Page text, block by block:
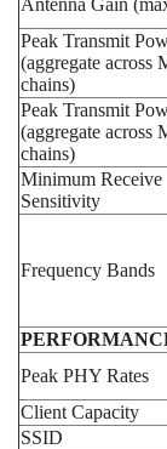
Peak Transmit
(aggregate across
chains)
Peak Transmit
(aggregate across
chains)
Minimum Receive
Sensitivity
Frequency Bands
Peak PHY Rates
Client Capacity
SSID